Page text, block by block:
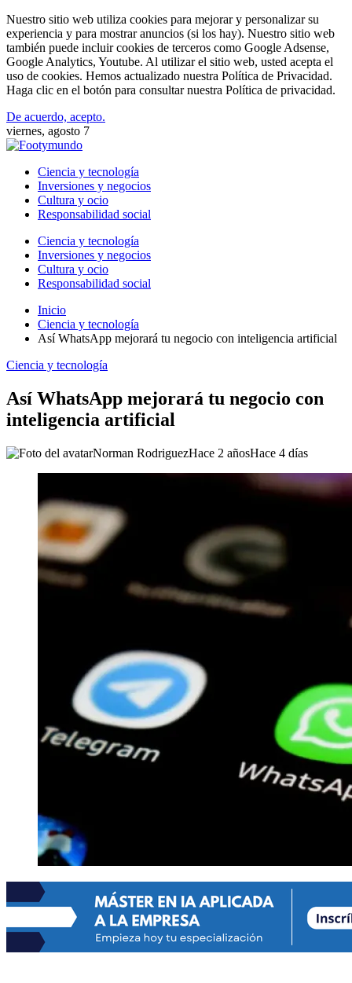
Nuestro sitio web utiliza cookies para mejorar y personalizar su
experiencia y para mostrar anuncios (si los hay). Nuestro sitio web
también puede incluir cookies de terceros como Google Adsense,
Google Analytics, Youtube. Al utilizar el sitio web, usted acepta el
uso de cookies. Hemos actualizado nuestra Política de Privacidad.
Haga clic en el botón para consultar nuestra Política de privacidad.
De acuerdo, acepto.
viernes, agosto 7
Ciencia y tecnología
Inversiones y negocios
Cultura y ocio
Responsabilidad social
Ciencia y tecnología
Inversiones y negocios
Cultura y ocio
Responsabilidad social
Inicio
Ciencia y tecnología
Así WhatsApp mejorará tu negocio con inteligencia artificial
Ciencia y tecnología
Así WhatsApp mejorará tu negocio con
inteligencia artificial
Norman RodriguezHace 2 añosHace 4 días